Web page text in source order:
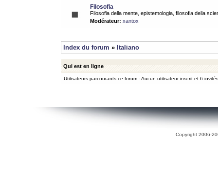
Filosofia
Filosofia della mente, epistemologia, filosofia della
Modérateur: xantox
Index du forum » Italiano
Qui est en ligne
Utilisateurs parcourants ce forum : Aucun utilisateur inscrit et 6 invités
Copyright 2006-